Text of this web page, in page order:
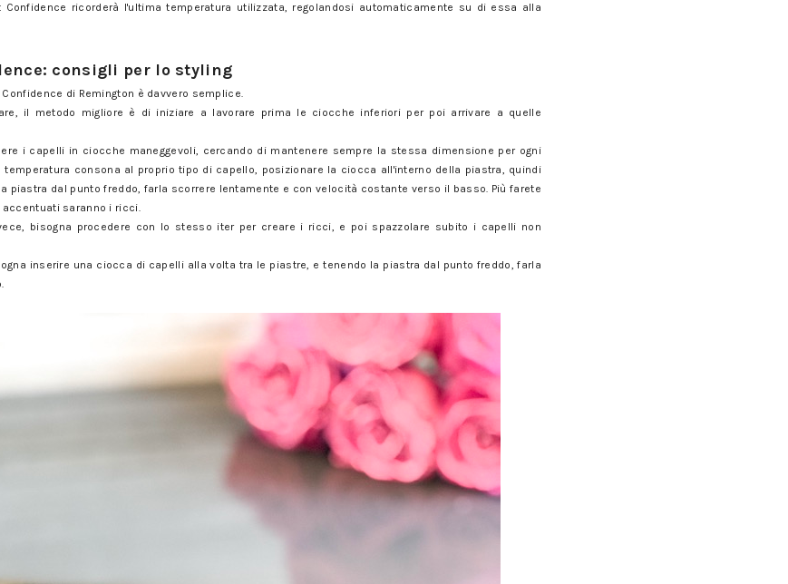
ricorderà l'ultima temperatura utilizzata, regolandosi automaticamente su di essa alla
consigli per lo styling
di Remington è davvero semplice.
il metodo migliore è di iniziare a lavorare prima le ciocche inferiori per poi arrivare a quelle
i capelli in ciocche maneggevoli, cercando di mantenere sempre la stessa dimensione per ogni
temperatura consona al proprio tipo di capello, posizionare la ciocca all'interno della piastra, quindi
piastra dal punto freddo, farla scorrere lentamente e con velocità costante verso il basso. Più farete
saranno i ricci.
bisogna procedere con lo stesso iter per creare i ricci, e poi spazzolare subito i capelli non
inserire una ciocca di capelli alla volta tra le piastre, e tenendo la piastra dal punto freddo, farla